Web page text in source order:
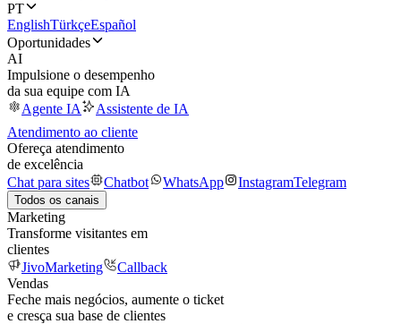
PT
EnglishTürkçeEspañol
Oportunidades
AI
Impulsione o desempenho
da sua equipe com IA
Agente IA
Assistente de IA
Atendimento ao cliente
Ofereça atendimento
de excelência
Chat para sites
Chatbot WhatsApp InstagramTelegram
Todos os canais
Marketing
Transforme visitantes em
clientes
JivoMarketing
Callback
Vendas
Feche mais negócios, aumente o ticket
e cresça sua base de clientes